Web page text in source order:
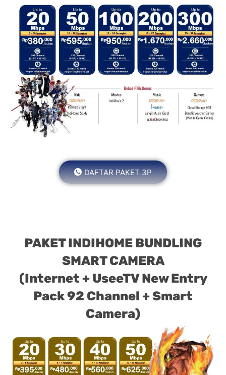
DAFTAR PAKET 3P
PAKET INDIHOME BUNDLING
SMART CAMERA
(Internet + UseeTV New Entry
Pack 92 Channel + Smart
Camera)